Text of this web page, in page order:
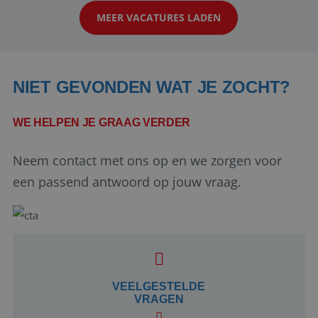
werken: of het nu gaat om vragen ...
MEER VACATURES LADEN
NIET GEVONDEN WAT JE ZOCHT?
WE HELPEN JE GRAAG VERDER
Neem contact met ons op en we zorgen voor
een passend antwoord op jouw vraag.
VEELGESTELDE
VRAGEN
Google Privacy Policy